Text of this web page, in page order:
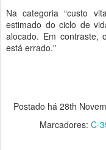
Na categoria “custo
estimado do ciclo de
alocado. Em contraste,
está errado."
Postado há 28th
Marcadores: C-